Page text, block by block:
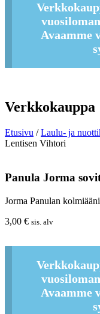
Avaamme
Verkkokauppa
Etusivu /Laulu- ja
Lentisen Vihtori
Panula Jorma
Jorma Panulan
3,00 € sis. alv
Avaamme